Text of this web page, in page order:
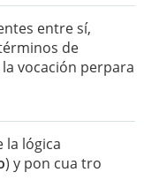
entre sí,
de
vocación perpara
la lógica
) y pon cua tro